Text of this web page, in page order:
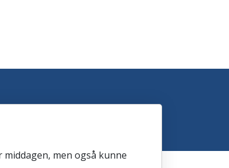
men også kunne